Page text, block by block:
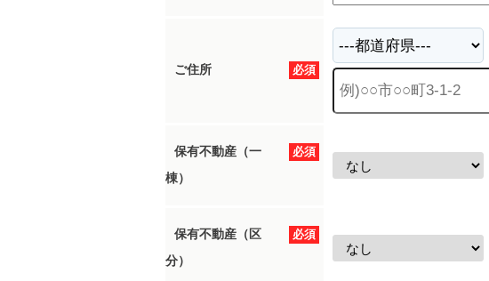
必須
ご住所
必須
保有不動産（一
棟）
必須
保有不動産（区
分）